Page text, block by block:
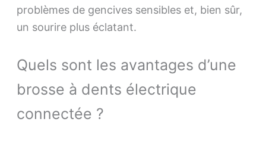
problèmes de gencives sensibles et, bien sûr,
un sourire plus éclatant.
Quels sont les avantages d’une
brosse à dents électrique
connectée ?